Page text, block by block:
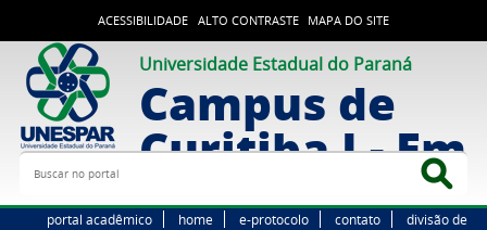
ACESSIBILIDADE ALTO CONTRASTE MAPA DO SITE
Universidade Estadual do Paraná
Campus de
Curitiba I -
Buscar no portal
portal acadêmico home e-protocolo contato
divisão de